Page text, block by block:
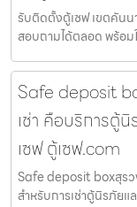
รับติดตั้งตู้เซฟ เขตคัน
สอบถามได้ตลอด พร้อม
Safe deposit
เช่า คือบริการตู้
เซฟ ตู้เซฟ.com
Safe deposit boxสุรว
สำหรับการเช่าตู้นิรภัยแ